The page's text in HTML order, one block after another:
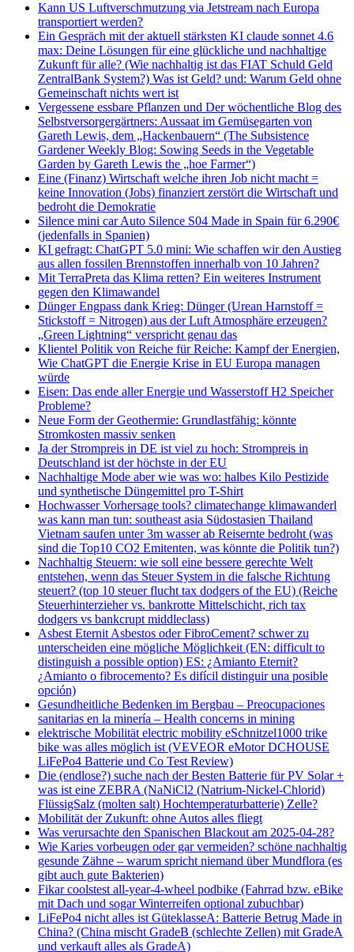
Kann US Luftverschmutzung via Jetstream nach Europa
transportiert werden?
Ein Gespräch mit der aktuell stärksten KI claude sonnet 4.6
max: Deine Lösungen für eine glückliche und nachhaltige
Zukunft für alle? (Wie nachhaltig ist das FIAT Schuld Geld
ZentralBank System?) Was ist Geld? und: Warum Geld ohne
Gemeinschaft nichts wert ist
Vergessene essbare Pflanzen und Der wöchentliche Blog des
Selbstversorgergärtners: Aussaat im Gemüsegarten von
Gareth Lewis, dem „Hackenbauern“ (The Subsistence
Gardener Weekly Blog: Sowing Seeds in the Vegetable
Garden by Gareth Lewis the „hoe Farmer“)
Eine (Finanz) Wirtschaft welche ihren Job nicht macht =
keine Innovation (Jobs) finanziert zerstört die Wirtschaft und
bedroht die Demokratie
Silence mini car Auto Silence S04 Made in Spain für 6.290€
(jedenfalls in Spanien)
KI gefragt: ChatGPT 5.0 mini: Wie schaffen wir den Austieg
aus allen fossilen Brennstoffen innerhalb von 10 Jahren?
Mit TerraPreta das Klima retten? Ein weiteres Instrument
gegen den Klimawandel
Dünger Engpass dank Krieg: Dünger (Urean Harnstoff =
Stickstoff = Nitrogen) aus der Luft Atmosphäre erzeugen?
„Green Lightning“ verspricht genau das
Klientel Politik von Reiche für Reiche: Kampf der Energien,
Wie ChatGPT die Energie Krise in EU Europa managen
würde
Eisen: Das ende aller Energie und Wasserstoff H2 Speicher
Probleme?
Neue Form der Geothermie: Grundlastfähig: könnte
Stromkosten massiv senken
Ja der Strompreis in DE ist viel zu hoch: Strompreis in
Deutschland ist der höchste in der EU
Nachhaltige Mode aber wie was wo: halbes Kilo Pestizide
und synthetische Düngemittel pro T-Shirt
Hochwasser Vorhersage tools? climatechange klimawanderl
was kann man tun: southeast asia Südostasien Thailand
Vietnam saufen unter 3m wasser ab Reisernte bedroht (was
sind die Top10 CO2 Emitenten, was könnte die Politik tun?)
Nachhaltig Steuern: wie soll eine bessere gerechte Welt
entstehen, wenn das Steuer System in die falsche Richtung
steuert? (top 10 steuer flucht tax dodgers of the EU) (Reiche
Steuerhinterzieher vs. bankrotte Mittelschicht, rich tax
dodgers vs bankcrupt middleclass)
Asbest Eternit Asbestos oder FibroCement? schwer zu
unterscheiden eine mögliche Möglichkeit (EN: difficult to
distinguish a possible option) ES: ¿Amianto Eternit?
¿Amianto o fibrocemento? Es difícil distinguir una posible
opción)
Gesundheitliche Bedenken im Bergbau – Preocupaciones
sanitarias en la minería – Health concerns in mining
elektrische Mobilität electric mobility eSchnitzel1000 trike
bike was alles möglich ist (VEVEOR eMotor DCHOUSE
LiFePo4 Batterie und Co Test Review)
Die (endlose?) suche nach der Besten Batterie für PV Solar +
was ist eine ZEBRA (NaNiCl2 (Natrium-Nickel-Chlorid)
FlüssigSalz (molten salt) Hochtemperaturbatterie) Zelle?
Mobilität der Zukunft: ohne Autos alles fliegt
Was verursachte den Spanischen Blackout am 2025-04-28?
Wie Karies vorbeugen oder gar vermeiden? schöne nachhaltig
gesunde Zähne – warum spricht niemand über Mundflora (es
gibt auch gute Bakterien)
Fikar coolstest all-year-4-wheel podbike (Fahrrad bzw. eBike
mit Dach und sogar Winterreifen optional zubuchbar)
LiFePo4 nicht alles ist GüteklasseA: Batterie Betrug Made in
China? (China mischt GradeB (schlechte Zellen) mit GradeA
und verkauft alles als GradeA)